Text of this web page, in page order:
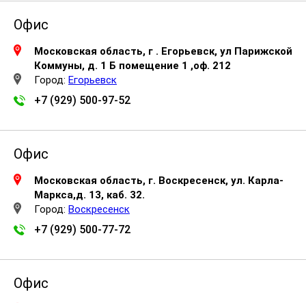
Офис
Московская область, г . Егорьевск, ул Парижской
Коммуны, д. 1 Б помещение 1 ,оф. 212
Город: Егорьевск
+7 (929) 500-97-52
Офис
Московская область, г. Воскресенск, ул. Карла-
Маркса,д. 13, каб. 32.
Город: Воскресенск
+7 (929) 500-77-72
Офис